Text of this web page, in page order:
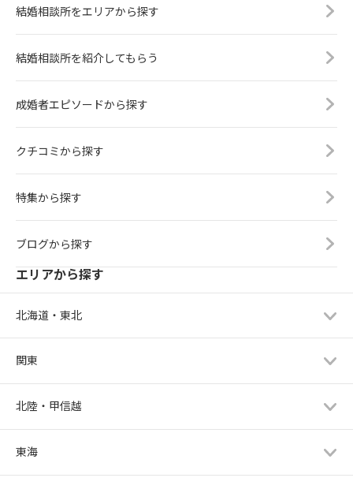
結婚相談所をエリアから探す
結婚相談所を紹介してもらう
成婚者エピソードから探す
クチコミから探す
特集から探す
ブログから探す
エリアから探す
北海道・東北
関東
北陸・甲信越
東海